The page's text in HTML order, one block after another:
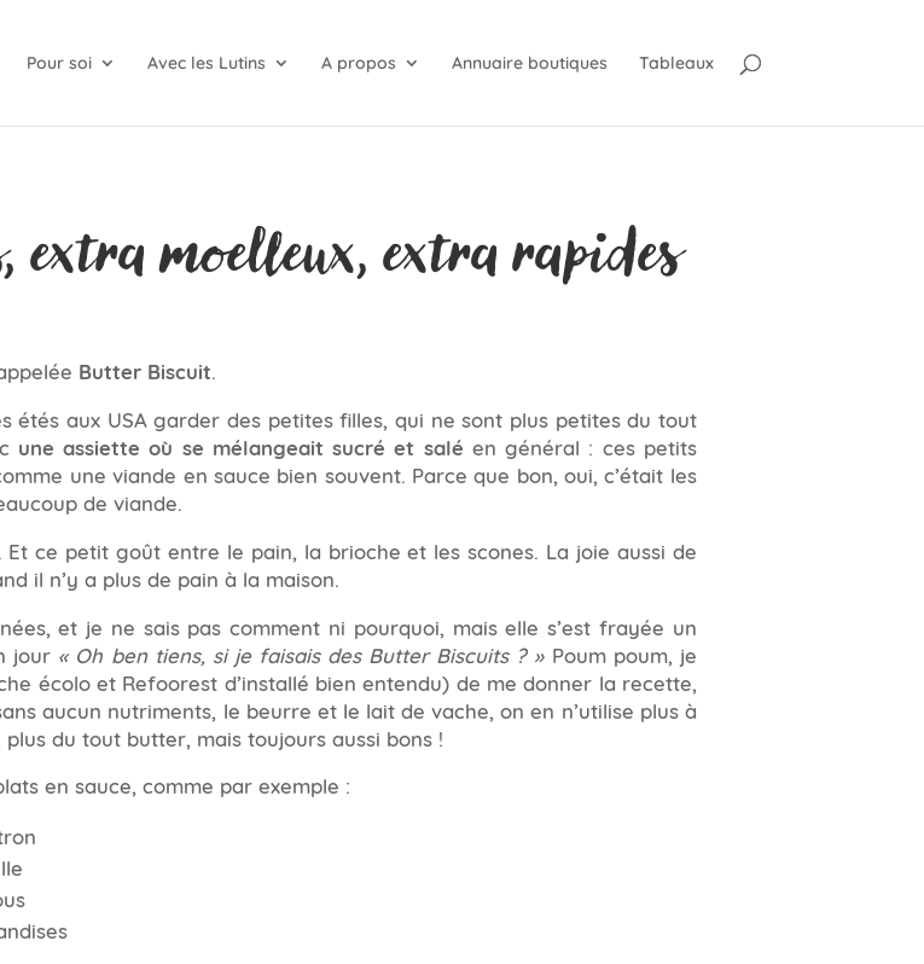
Pour soi Avec les Lutins A propos Annuaire boutiques Tableaux
extra moelleux, extra rapides
Butter Biscuit.
étés aux USA garder des petites filles, qui ne sont plus petites du tout
une assiette où se mélangeait sucré et salé en général : ces petits
une viande en sauce bien souvent. Parce que bon, oui, c’était les
de viande.
Et ce petit goût entre le pain, la brioche et les scones. La joie aussi de
il n’y a plus de pain à la maison.
et je ne sais pas comment ni pourquoi, mais elle s’est frayée un
jour « Oh ben tiens, si je faisais des Butter Biscuits ? »Poum poum, je
écolo et Refoorest d’installé bien entendu) de me donner la recette,
aucun nutriments, le beurre et le lait de vache, on en n’utilise plus à
du tout butter, mais toujours aussi bons !
en sauce, comme par exemple :